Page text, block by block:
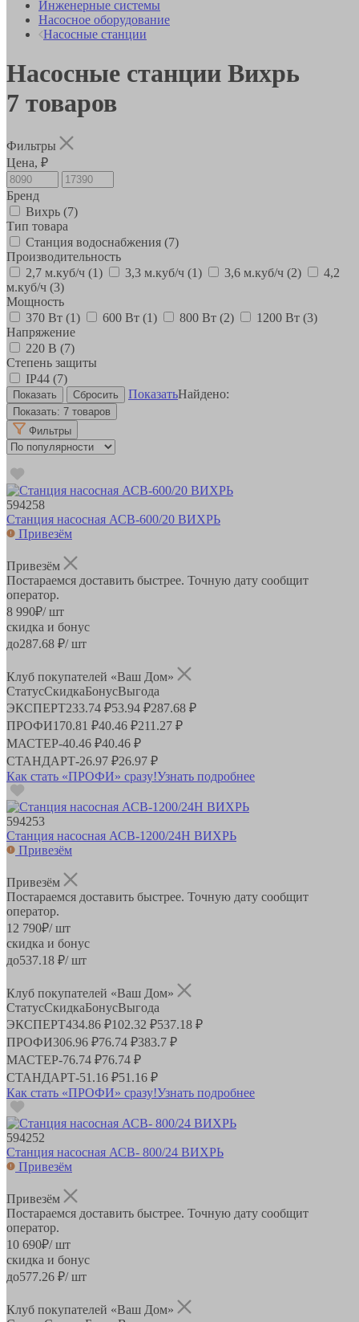
Инженерные системы
Насосное оборудование
Насосные станции
Насосные станции Вихрь
7 товаров
Фильтры
Цена, ₽
Бренд
Вихрь (7)
Тип товара
Станция водоснабжения (7)
Производительность
2,7 м.куб/ч (1) 3,3 м.куб/ч (1) 3,6 м.куб/ч (2)
4,2
м.куб/ч (3)
Мощность
370 Вт (1) 600 Вт (1) 800 Вт (2) 1200 Вт (3)
Напряжение
220 В (7)
Степень защиты
IP44 (7)
ПоказатьНайдено:
Показать: 7 товаров
Фильтры
594258
Станция насосная АСВ-600/20 ВИХРЬ
Привезём
Привезём
Постараемся доставить быстрее. Точную дату сообщит
оператор.
8 990₽/ шт
скидка и бонус
до287.68 ₽/ шт
Клуб покупателей «Ваш Дом»
СтатусСкидкаБонусВыгода
ЭКСПЕРТ233.74 ₽53.94 ₽287.68 ₽
ПРОФИ170.81 ₽40.46 ₽211.27 ₽
МАСТЕР-40.46 ₽40.46 ₽
СТАНДАРТ-26.97 ₽26.97 ₽
Как стать «ПРОФИ» сразу!Узнать подробнее
594253
Станция насосная АСВ-1200/24Н ВИХРЬ
Привезём
Привезём
Постараемся доставить быстрее. Точную дату сообщит
оператор.
12 790₽/ шт
скидка и бонус
до537.18 ₽/ шт
Клуб покупателей «Ваш Дом»
СтатусСкидкаБонусВыгода
ЭКСПЕРТ434.86 ₽102.32 ₽537.18 ₽
ПРОФИ306.96 ₽76.74 ₽383.7 ₽
МАСТЕР-76.74 ₽76.74 ₽
СТАНДАРТ-51.16 ₽51.16 ₽
Как стать «ПРОФИ» сразу!Узнать подробнее
594252
Станция насосная АСВ- 800/24 ВИХРЬ
Привезём
Привезём
Постараемся доставить быстрее. Точную дату сообщит
оператор.
10 690₽/ шт
скидка и бонус
до577.26 ₽/ шт
Клуб покупателей «Ваш Дом»